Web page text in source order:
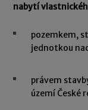
nabytí
pozemkem,
jednotkou
právem
území České